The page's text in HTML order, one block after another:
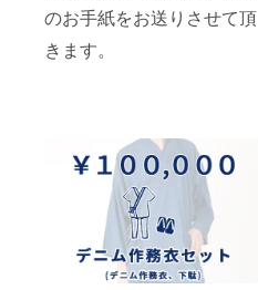
のお手紙をお送りさせて頂
きます。